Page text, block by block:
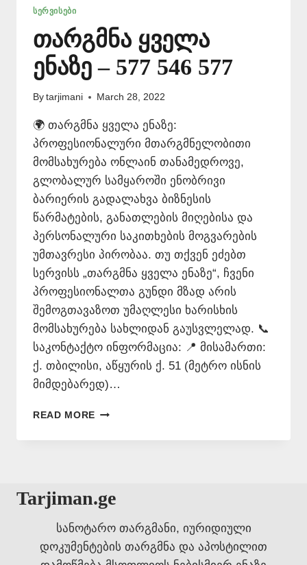
ᲡᲔᲠᲕᲘᲡᲔᲑᲘ
თარგმნა ყველა
ენაზე – 577 546 577
By tarjimani March 28, 2022
🌍 თარგმნა ყველა ენაზე:
პროფესიონალური მთარგმნელობითი
მომსახურება ონლაინ თანამედროვე,
გლობალურ სამყაროში ენობრივი
ბარიერის გადალახვა ბიზნესის
წარმატების, განათლების მიღებისა და
პერსონალური საკითხების მოგვარების
უმთავრესი პირობაა. თუ თქვენ ეძებთ
სერვისს „თარგმნა ყველა ენაზე“, ჩვენი
პროფესიონალთა გუნდი მზად არის
შემოგთავაზოთ უმაღლესი ხარისხის
მომსახურება სახლიდან გაუსვლელად. 📞
საკონტაქტო ინფორმაცია: 📍 მისამართი:
ქ. თბილისი, აწყურის ქ. 51 (მეტრო ისნის
მიმდებარედ)…
READ MORE ᲗᲐᲠᲒᲛᲜᲐ
ᲔᲜᲐᲖᲔ
577
Tarjiman.ge
სანოტარო თარგმანი, იურიდიული
დოკუმენტების თარგმნა და აპოსტილით